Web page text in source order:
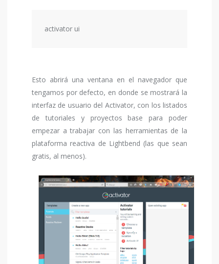
activator ui
Esto abrirá una ventana en el navegador que
tengamos por defecto, en donde se mostrará la
interfaz de usuario del Activator, con los listados
de tutoriales y proyectos base para poder
empezar a trabajar con las herramientas de la
plataforma reactiva de Lightbend (las que sean
gratis, al menos).